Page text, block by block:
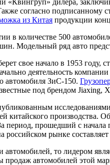
согласно подписанному
из Китая продукции
в количестве 500
Модельный ряд авто
свое начало в 1953 году,
деятельность
автомобиля ЗиС-150.
под брендом Jiaxing,
китайского производства.
период, прошедший с
российском рынке составляет
автомобилей, то лидером
продаж автомобилей этой